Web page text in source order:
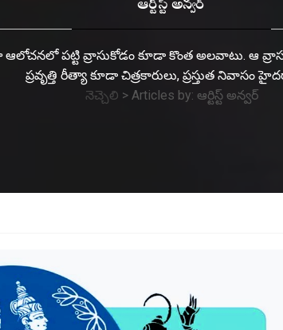
ఆర్టిస్ట్ అన్వర్
ఆలోచనలో పట్టి వ్రాసుకోడం కూడా కొంత అలవాటు. ఆ
ప్రవృత్తి రీత్యా కూడా చిత్రకారులు, ప్రస్తుత నివాసం
నెచ్చెలి > Articles by: ఆర్టిస్ట్ అన్వర్